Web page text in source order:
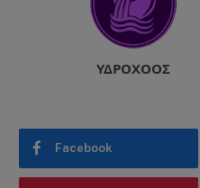
ΥΔΡΟΧΌΟΣ
Facebook